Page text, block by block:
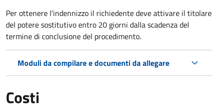
Per ottenere l'indennizzo il richiedente deve attivare il titolare
del potere sostitutivo entro 20 giorni dalla scadenza del
termine di conclusione del procedimento.
Moduli da compilare e documenti da allegare
Costi